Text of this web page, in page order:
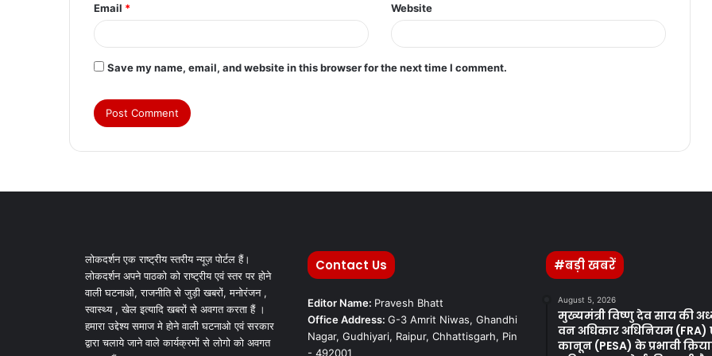
Email * Website
Save my name, email, and website in this browser for the next time I comment.
लोकदर्शन एक राष्ट्रीय स्तरीय न्यूज़ पोर्टल हैं।
लोकदर्शन अपने पाठको को राष्ट्रीय एवं स्तर पर होने
वाली घटनाओ, राजनीति से जुड़ी खबरों, मनोरंजन ,
स्वास्थ्य , खेल इत्यादि खबरों से अवगत करता हैं ।
हमारा उद्देश्य समाज मे होने वाली घटनाओ एवं सरकार
द्वारा चलाये जाने वाले कार्यक्रमों से लोगो को अवगत
Contact Us
Editor Name: Pravesh Bhatt
Office Address: G-3 Amrit Niwas, Ghandhi
Nagar, Gudhiyari, Raipur, Chhattisgarh, Pin
- 492001
#बड़ी खबरें
August 5, 2026
मुख्यमंत्री विष्णु देव साय की
वन अधिकार अधिनियम (FRA)
कानून (PESA) के प्रभावी